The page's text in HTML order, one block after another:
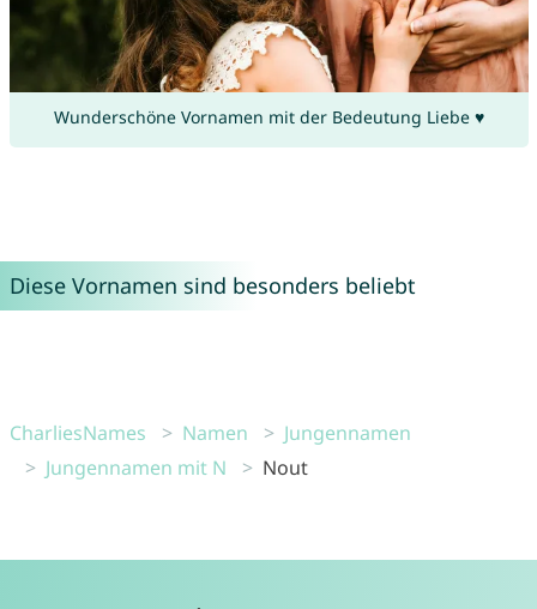
Wunderschöne Vornamen mit der Bedeutung Liebe ♥
Diese Vornamen sind besonders beliebt
CharliesNames Namen
Jungennamen
Jungennamen mit N
Nout